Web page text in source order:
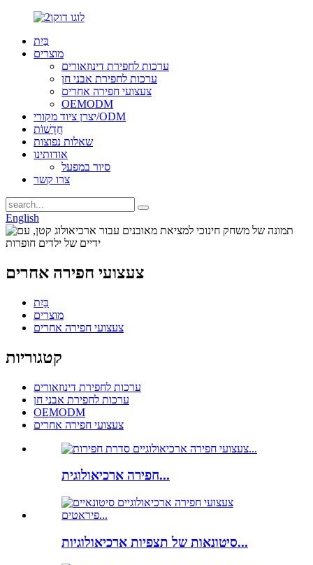
בַּיִת
מוצרים
ערכות לחפירת דינוזאורים
ערכות לחפירת אבני חן
צעצועי חפירה אחרים
OEMODM
יצרן ציוד מקורי/ODM
חֲדָשׁוֹת
שאלות נפוצות
אודותינו
סיור במפעל
צרו קשר
English
צעצועי חפירה אחרים
בַּיִת
מוצרים
צעצועי חפירה אחרים
קטגוריות
ערכות לחפירת דינוזאורים
ערכות לחפירת אבני חן
OEMODM
צעצועי חפירה אחרים
חפירה ארכיאולוגית...
סיטונאות של תצפיות ארכיאולוגיות...